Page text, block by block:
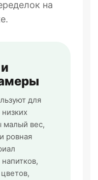
на
для
малый вес,
ровная